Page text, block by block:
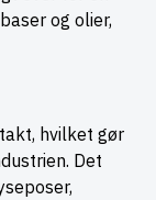
og olier,
hvilket gør
Det